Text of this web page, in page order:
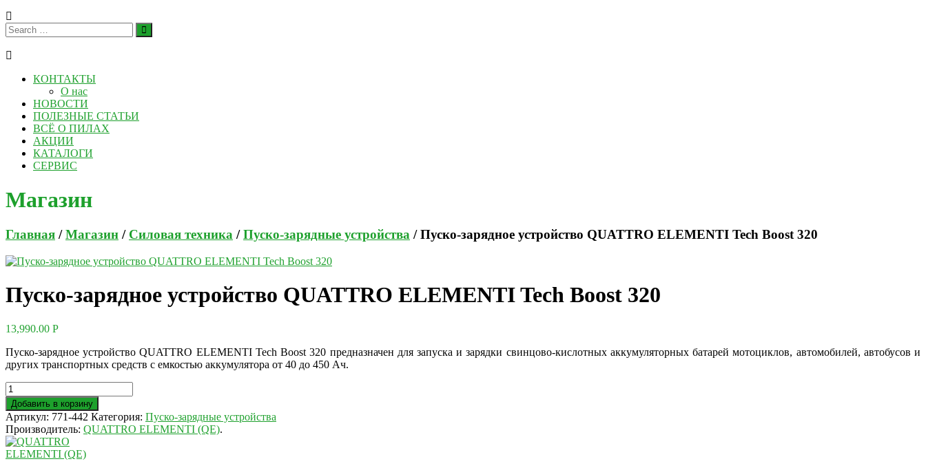
КОНТАКТЫ
О нас
НОВОСТИ
ПОЛЕЗНЫЕ СТАТЬИ
ВСЁ О ПИЛАХ
АКЦИИ
КАТАЛОГИ
СЕРВИС
Магазин
Главная /Магазин / Силовая техника /Пуско-зарядные устройства / Пуско-зарядное устройство QUATTRO ELEMENTI Tech Boost 320
Пуско-зарядное устройство QUATTRO ELEMENTI Tech Boost 320
13,990.00 Р
Пуско-зарядное устройство QUATTRO ELEMENTI Tech Boost 320 предназначен для запуска и зарядки свинцово-кислотных аккумуляторных батарей мотоциклов, автомобилей, автобусов и
других транспортных средств с емкостью аккумулятора от 40 до 450 Ач.
Добавить в корзину
Артикул: 771-442 Категория: Пуско-зарядные устройства
Производитель: QUATTRO ELEMENTI (QE).